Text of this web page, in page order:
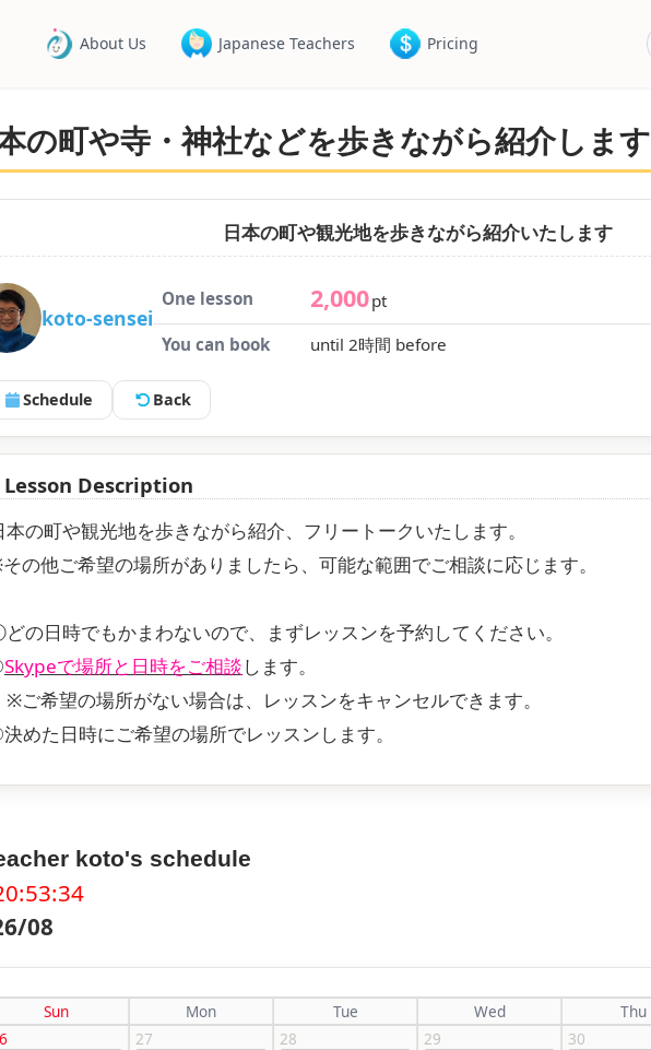
About Us Japanese Teachers Pricing
の町や寺・神社などを歩きながら紹介します
日本の町や観光地を歩きながら紹介いたします
koto-sensei
One lesson 2,000pt
You can book
until 2時間 before
Schedule Back
Lesson Description
本の町や観光地を歩きながら紹介、フリートークいたします。
の他ご希望の場所がありましたら、可能な範囲でご相談に応じます。
の日時でもかまわないので、まずレッスンを予約してください。
Skypeで場所と日時をご相談します。
※ご希望の場所がない場合は、レッスンをキャンセルできます。
めた日時にご希望の場所でレッスンします。
koto's schedule
08
Sun Mon Tue Wed Thu
27
28
29
30